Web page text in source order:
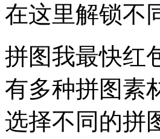
在这里解锁不
拼图我最快红
有多种拼图素
选择不同的拼